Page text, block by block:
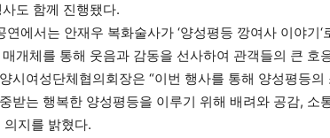
도 함께 진행됐다.
연에서는 안재우 복화술사가 ‘양성평등 깡여사 이야기
개체를 통해 웃음과 감동을 선사하여 관객들의 큰 호
시여성단체협의회장은 “이번 행사를 통해 양성평등
받는 행복한 양성평등을 이루기 위해 배려와 공감, 소
의지를 밝혔다.